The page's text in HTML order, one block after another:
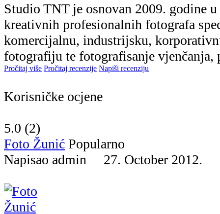
Studio TNT je osnovan 2009. godine
kreativnih profesionalnih fotografa
komercijalnu, industrijsku,
fotografiju te fotografisanje vjenčanja,
Pročitaj više Pročitaj recenzije Napiši recenziju
Korisničke ocjene
5.0 (2)
Foto Žunić Popularno
Napisao admin 27. October 2012.